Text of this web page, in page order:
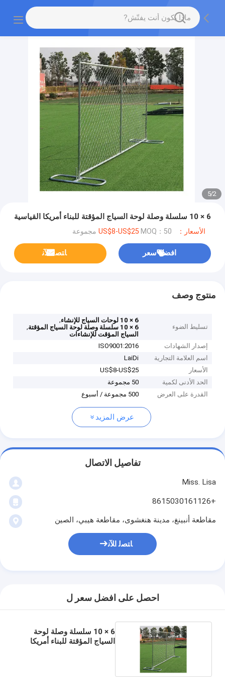
2
/
5
6 × 10 سلسلة وصلة لوحة السياج المؤقتة للبناء أمريكا القياسية
الأسعار：US$8-US$25 MOQ：50 مجموعة
افضل سعر ﺎﺘﺼﻟ ﺍﻶﻧ
منتوج وصف
تسليط الضوء
6 × 10 لوحات السياج للإنشاء
,
6 × 10 سلسلة وصلة لوحة السياج المؤقتة
,
السياج المؤقت للإنشاءات
إصدار الشهادات
ISO9001:2016
اسم العلامة التجارية
LaiDi
الأسعار
US$8-US$25
الحد الأدنى لكمية
50 مجموعة
القدرة على العرض
500 مجموعة / أسبوع
عرض المزيد
تفاصيل الاتصال
Miss. Lisa
+8615030161126
مقاطعة أنبينغ، مدينة هنغشوى، مقاطعة هيبي، الصين
ﺎﺘﺼﻟ ﺍﻶﻧ
احصل على افضل سعر ل
6 × 10 سلسلة وصلة لوحة
السياج المؤقتة للبناء أمريكا